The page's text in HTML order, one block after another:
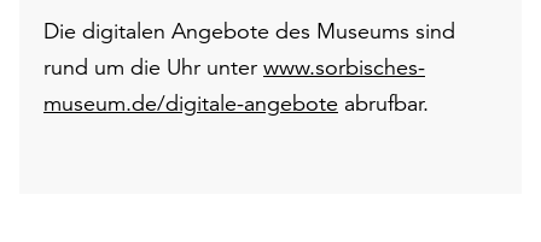
Die digitalen Angebote des Museums sind
rund um die Uhr unter www.sorbisches-
museum.de/digitale-angebote abrufbar.